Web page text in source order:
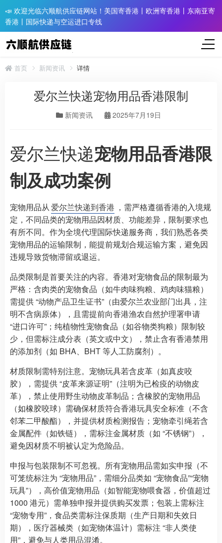
📣 欢迎光临六顺航供应链网站！美国寄香港丨欧洲寄香港丨东南亚寄
香港丨国际快递与空运进口专线
首页 新闻资讯 详情
爱尔兰快递宠物用品香港限制
新闻资讯 2025年7月19日
爱尔兰快递宠物用品香港限
制及成功案例
宠物用品从爱尔兰快递到香港 ，需严格遵循香港的入境规
定，不同品类的宠物用品因材质、功能差异，限制要求也
有所不同。作为全境代理国际快递服务商，我们熟悉各类
宠物用品的运输限制，能提前规划合规运输方案，避免因
违规导致货物滞留或退运。
品类限制是首要关注的内容。香港对宠物食品的限制最为
严格：含肉类的宠物食品（如牛肉味狗粮、鸡肉味猫粮）
需提供 “动物产品卫生证书”（由爱尔兰农业部门出具，注
明不含病原体），且需提前向香港渔农自然护理署申请
“进口许可”；纯植物性宠物食品（如谷物类狗粮）限制较
少，但需标注成分表（英文或中文），禁止含有香港禁用
的添加剂（如 BHA、BHT 等人工防腐剂）。
材质限制需特别注意。宠物玩具若含皮革（如真皮咬
胶），需提供 “皮革来源证明”（注明为已检疫的动物皮
革），禁止使用野生动物皮革制品；含橡胶的宠物用品
（如橡胶咬球）需确保材质符合香港玩具安全标准（不含
邻苯二甲酸酯），并提供材质检测报告；宠物牵引绳若含
金属配件（如铁链），需标注金属材质（如 “不锈钢”），
避免因材质不明被认定为危险品。
申报与包装限制不可忽视。所有宠物用品需如实申报（不
可笼统标注为 “宠物用品”，需细分品类如 “宠物食品”“宠物
玩具”），高价值宠物用品（如智能宠物喂食器，价值超过
1000 港元）需单独申报并提供购买发票；包装上需标注
“宠物专用”，食品类需标注保质期（生产日期和失效日
期），医疗器械类（如宠物体温计）需标注 “非人类使
用”，避免与人类用品混淆。